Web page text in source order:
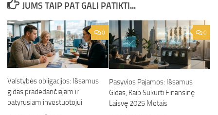
JUMS TAIP PAT GALI PATIKTI...
0
Valstybės obligacijos: Išsamus
gidas pradedančiajam ir
patyrusiam investuotojui
0
Pasyvios Pajamos: Išsamus
Gidas, Kaip Sukurti Finansinę
Laisvę 2025 Metais